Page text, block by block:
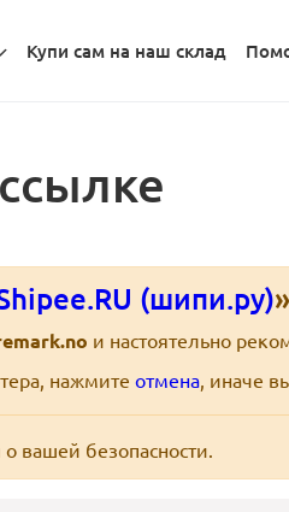
Купи сам на наш склад
(шипи.ру)
и настоятельно
нажмите отмена, иначе
вашей безопасности.